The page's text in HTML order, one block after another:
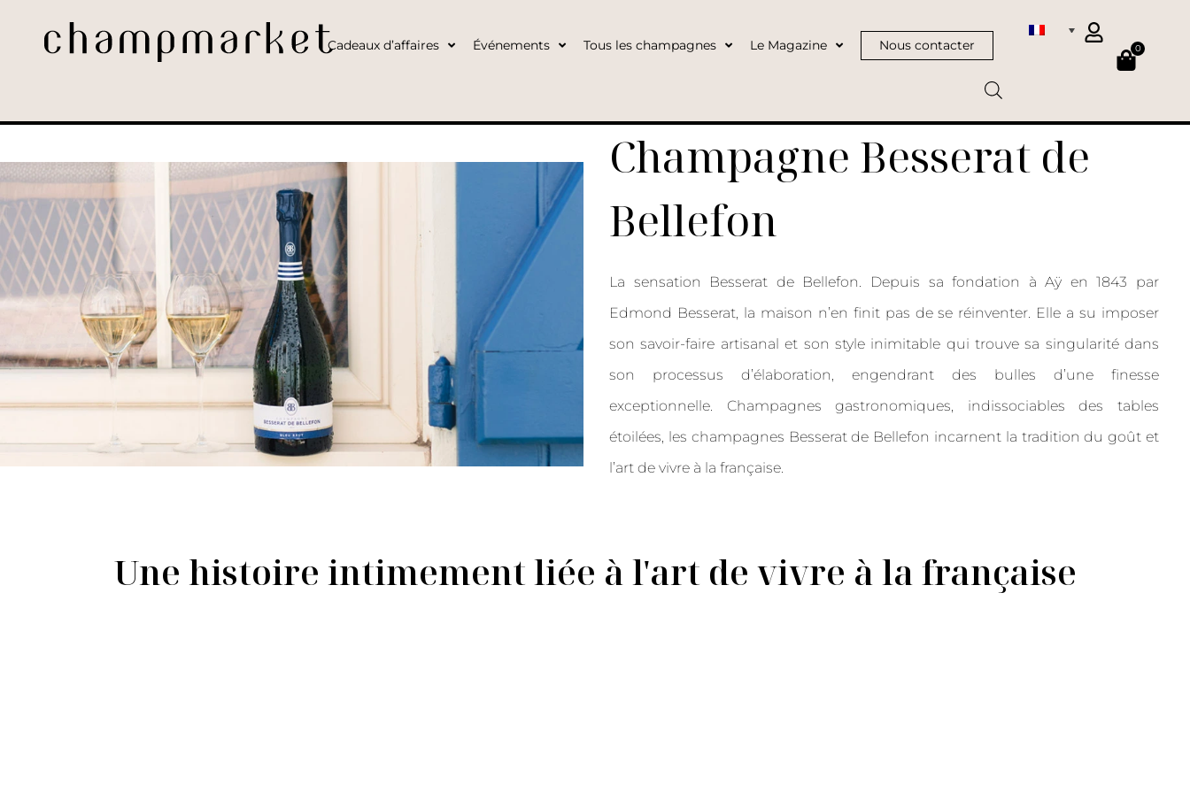
Cadeaux d’affaires Événements Tous les champagnes Le Magazine Nous contacter 0
Champagne Besserat de
Bellefon
La sensation Besserat de Bellefon. Depuis sa fondation à Aÿ en 1843 par
Edmond Besserat, la maison n’en finit pas de se réinventer. Elle a su imposer
son savoir-faire artisanal et son style inimitable qui trouve sa singularité dans
son processus d’élaboration, engendrant des bulles d’une finesse
exceptionnelle. Champagnes gastronomiques, indissociables des tables
étoilées, les champagnes Besserat de Bellefon incarnent la tradition du goût et
l’art de vivre à la française.
Une histoire intimement liée à l'art de vivre à la française